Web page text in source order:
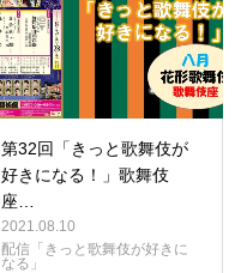
第32回「きっと歌舞伎が
好きになる！」歌舞伎
座…
2021.08.10
配信「きっと歌舞伎が好きに
なる」